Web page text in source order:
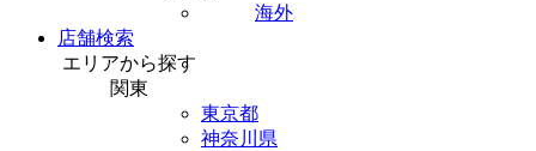
海外
店舗検索
エリアから探す
関東
東京都
神奈川県